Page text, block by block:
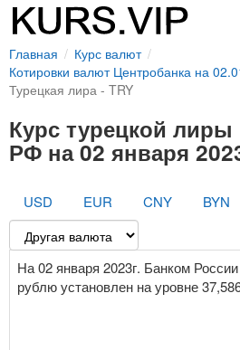
Главная
Курс валют
Котировки валют Центробанка на
Турецкая лира - TRY
Курс турецкой
РФ на 02 января
USD EUR CNY BYN
На 02 января 2023г. Банком
рублю установлен на уровне